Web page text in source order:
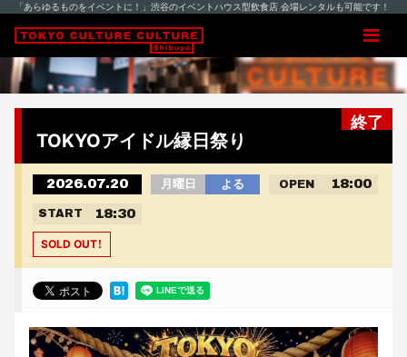
「あらゆるものをイベントに！」渋谷のイベントハウス型飲食店 会場レンタルも可能です！
終了
TOKYOアイドル縁日祭り
2026.07.20 月曜日 よる OPEN 18:00
START 18:30
SOLD OUT！